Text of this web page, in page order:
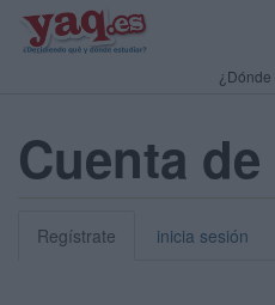
¿Dónde
Cuenta
Regístrate inicia sesión